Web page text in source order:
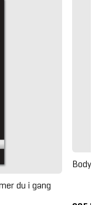
du i gang
Body